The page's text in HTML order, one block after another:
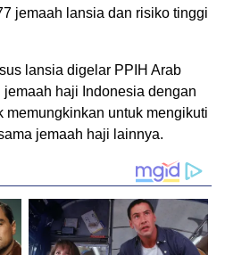
jemaah lansia dan risiko tinggi
lansia digelar PPIH Arab
haji Indonesia dengan
memungkinkan untuk mengikuti
jemaah haji lainnya.